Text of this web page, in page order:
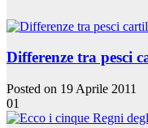
Differenze tra pesci
Posted on 19 Aprile 2011
01